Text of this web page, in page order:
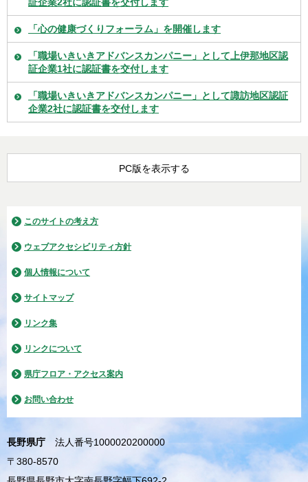
証企業2社に認証書を交付します
「心の健康づくりフォーラム」を開催します
「職場いきいきアドバンスカンパニー」として上伊那地区認
証企業1社に認証書を交付します
「職場いきいきアドバンスカンパニー」として諏訪地区認証
企業2社に認証書を交付します
PC版を表示する
このサイトの考え方
ウェブアクセシビリティ方針
個人情報について
サイトマップ
リンク集
リンクについて
県庁フロア・アクセス案内
お問い合わせ
長野県庁
法人番号1000020200000
〒380-8570